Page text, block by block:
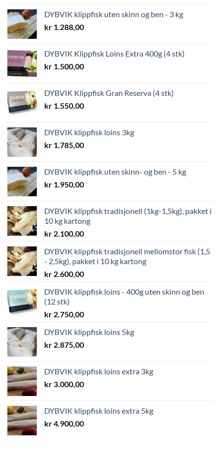
DYBVIK klippfisk uten skinn og ben - 3 kg
kr 1.288,00
DYBVIK Klippfisk Loins Extra 400g (4 stk)
kr 1.500,00
DYBVIK Klippfisk Gran Reserva (4 stk)
kr 1.550,00
DYBVIK klippfisk loins 3kg
kr 1.785,00
DYBVIK klippfisk uten skinn- og ben - 5 kg
kr 1.950,00
DYBVIK klippfisk tradisjonell (1kg-1,5kg), pakket i
10 kg kartong
kr 2.100,00
DYBVIK klippfisk tradisjonell mellomstor fisk (1,5
- 2,5kg), pakket i 10 kg kartong
kr 2.600,00
DYBVIK klippfisk loins - 400g uten skinn og ben
(12 stk)
kr 2.750,00
DYBVIK klippfisk loins 5kg
kr 2.875,00
DYBVIK klippfisk loins extra 3kg
kr 3.000,00
DYBVIK klippfisk loins extra 5kg
kr4.900,00